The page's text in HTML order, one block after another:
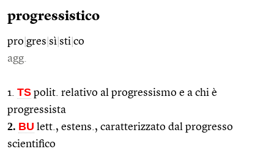
progressistico
pro gres sì sti co
agg.
1. TS polit. relativo al progressismo e a chi è
progressista
2. BU lett., estens., caratterizzato dal progresso
scientifico